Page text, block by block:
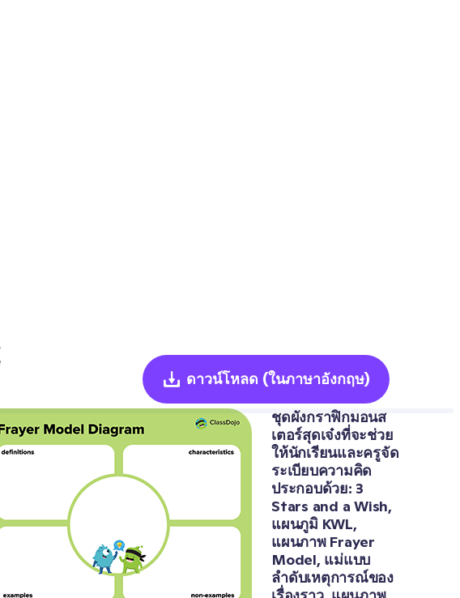
ดาวน์โหลด (ในภาษาอังกฤษ)
ชุดผังกราฟิกมอนส
เตอร์สุดเจ๋งที่จะช่วย
ให้นักเรียนและครูจัด
ระเบียบความคิด
ประกอบด้วย: 3
Stars and a Wish,
แผนภูมิ KWL,
แผนภาพ Frayer
Model, แม่แบบ
ลำดับเหตุการณ์ของ